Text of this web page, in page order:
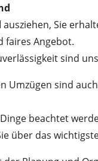
ausziehen, Sie
faires Angebot.
sind
Umzügen sind
beachtet
über das